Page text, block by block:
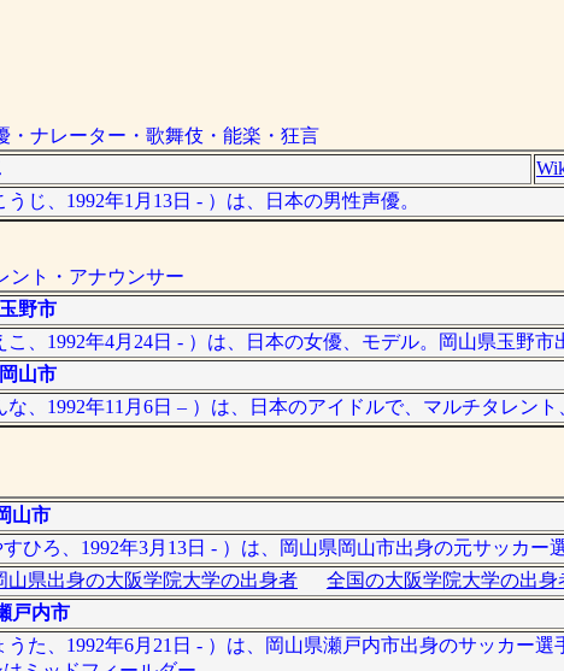
・ナレーター・歌舞伎・能楽・狂言
じ、1992年1月13日 - ）は、日本の男性声優。
ント・アナウンサー
野市
、1992年4月24日 - ）は、日本の女優、モデル。岡山県玉野市
山市
、1992年11月6日 – ）は、日本のアイドルで、マルチタレント
山市
ひろ、1992年3月13日 - ）は、岡山県岡山市出身の元サッカー
山県出身の大阪学院大学の出身者
全国の大阪学院大学の出身
戸内市
た、1992年6月21日 - ）は、岡山県瀬戸内市出身のサッカー